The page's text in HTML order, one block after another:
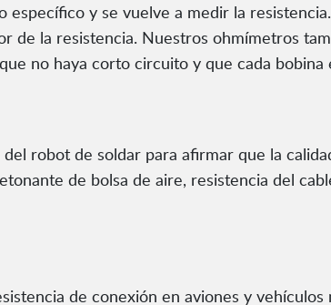
y se vuelve a medir la
la resistencia. Nuestros ohmímetros
no haya corto circuito y que cada bobina
robot de soldar para afirmar que la
de bolsa de aire, resistencia del
de conexión en aviones y vehículos